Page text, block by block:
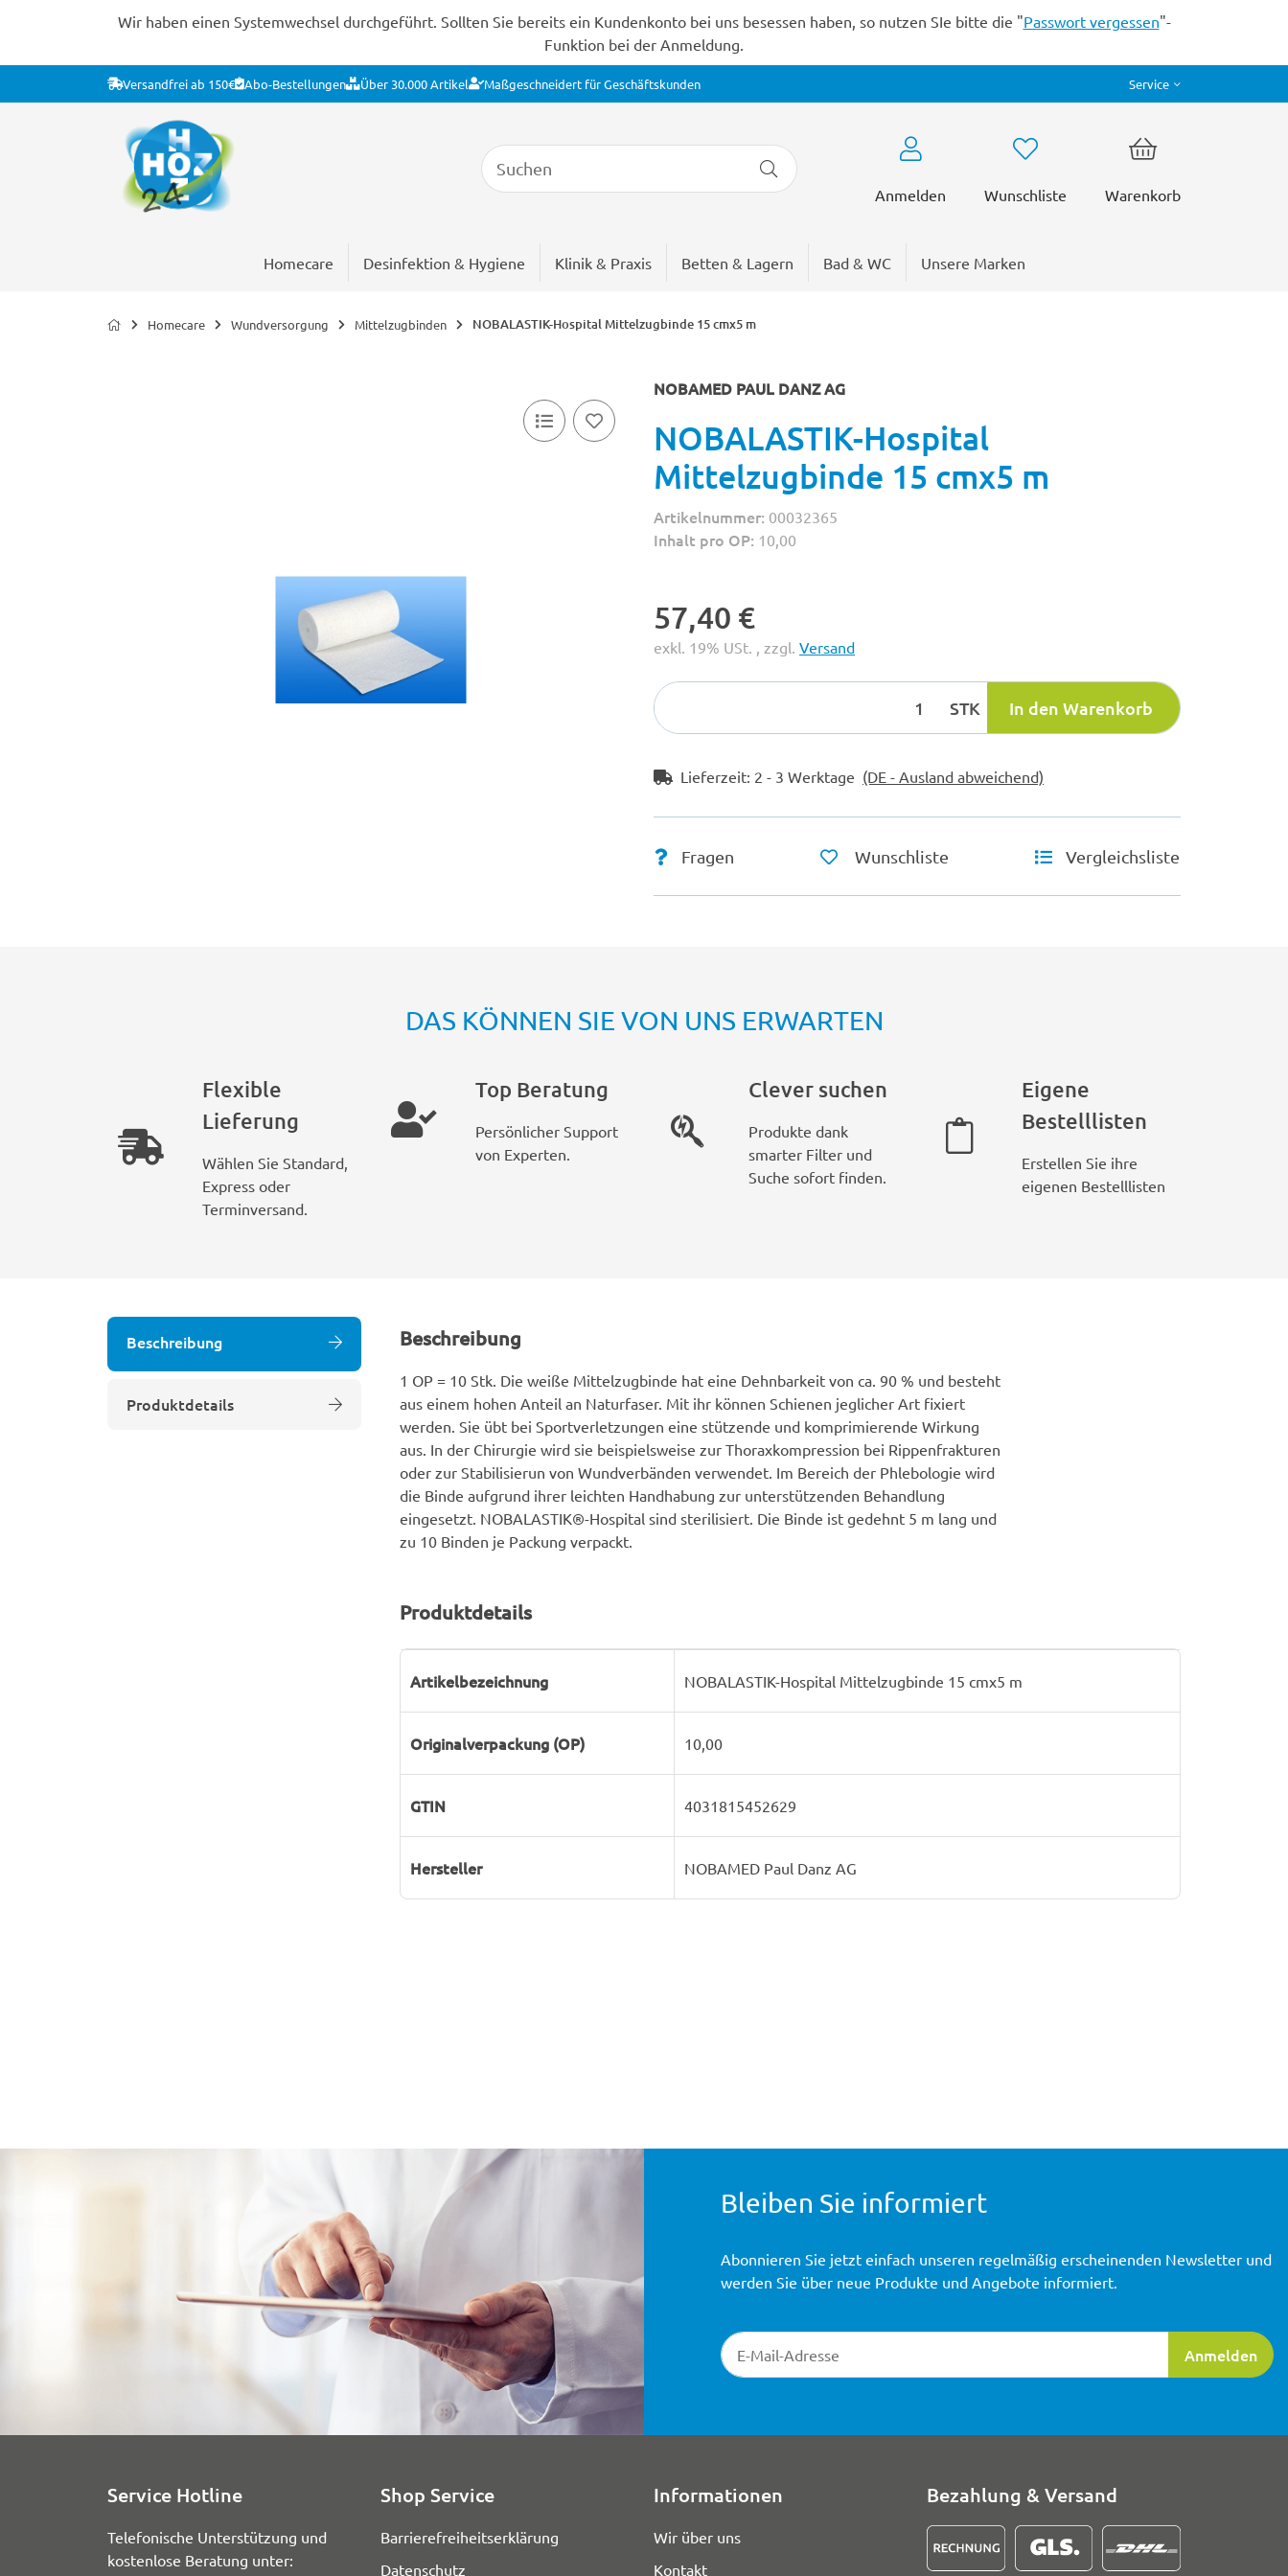
Wir haben einen Systemwechsel durchgeführt. Sollten Sie bereits ein Kundenkonto bei uns besessen haben, so nutzen SIe bitte die "Passwort vergessen"-
Funktion bei der Anmeldung.
Versandfrei ab 150€ Abo-Bestellungen Über 30.000 Artikel Maßgeschneidert für Geschäftskunden Service
Anmelden Wunschliste Warenkorb
Homecare Desinfektion & Hygiene Klinik & Praxis Betten & Lagern Bad & WC Unsere Marken
Homecare Wundversorgung Mittelzugbinden NOBALASTIK-Hospital Mittelzugbinde 15 cmx5 m
NOBAMED PAUL DANZ AG
NOBALASTIK-Hospital
Mittelzugbinde 15 cmx5 m
Artikelnummer: 00032365
Inhalt pro OP: 10,00
57,40 €
exkl. 19% USt. , zzgl. Versand
STK In den Warenkorb
Lieferzeit: 2 - 3 Werktage (DE - Ausland abweichend)
Fragen Wunschliste Vergleichsliste
DAS KÖNNEN SIE VON UNS ERWARTEN
Flexible
Lieferung
Wählen Sie Standard,
Express oder
Terminversand.
Top Beratung
Persönlicher Support
von Experten.
Clever suchen
Produkte dank
smarter Filter und
Suche sofort finden.
Eigene
Bestelllisten
Erstellen Sie ihre
eigenen Bestelllisten
Beschreibung
Produktdetails
Beschreibung
1 OP = 10 Stk. Die weiße Mittelzugbinde hat eine Dehnbarkeit von ca. 90 % und besteht
aus einem hohen Anteil an Naturfaser. Mit ihr können Schienen jeglicher Art fixiert
werden. Sie übt bei Sportverletzungen eine stützende und komprimierende Wirkung
aus. In der Chirurgie wird sie beispielsweise zur Thoraxkompression bei Rippenfrakturen
oder zur Stabilisierun von Wundverbänden verwendet. Im Bereich der Phlebologie wird
die Binde aufgrund ihrer leichten Handhabung zur unterstützenden Behandlung
eingesetzt. NOBALASTIK®-Hospital sind sterilisiert. Die Binde ist gedehnt 5 m lang und
zu 10 Binden je Packung verpackt.
Produktdetails
Artikelbezeichnung NOBALASTIK-Hospital Mittelzugbinde 15 cmx5 m
Originalverpackung (OP) 10,00
GTIN 4031815452629
Hersteller NOBAMED Paul Danz AG
Bleiben Sie informiert
Newsletter-Registrierung
Anmelden
Abonnieren Sie jetzt einfach unseren regelmäßig erscheinenden Newsletter und
werden Sie über neue Produkte und Angebote informiert.
Service Hotline
Telefonische Unterstützung und
kostenlose Beratung unter:
Shop Service
Barrierefreiheitserklärung
Datenschutz
Informationen
Wir über uns
Kontakt
Bezahlung & Versand